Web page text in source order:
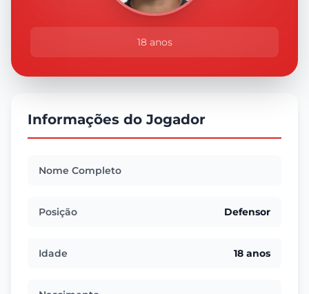
18 anos
Informações do Jogador
Nome Completo
Posição Defensor
Idade 18 anos